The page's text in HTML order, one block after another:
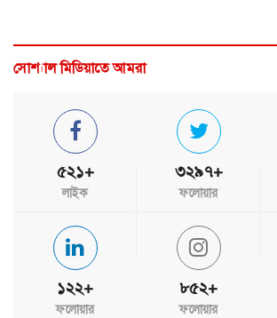
সোশ্যাল মিডিয়াতে আমরা
৫২১+
লাইক
৩২৯৭+
ফলোয়ার
১২২+
ফলোয়ার
৮৫২+
ফলোয়ার